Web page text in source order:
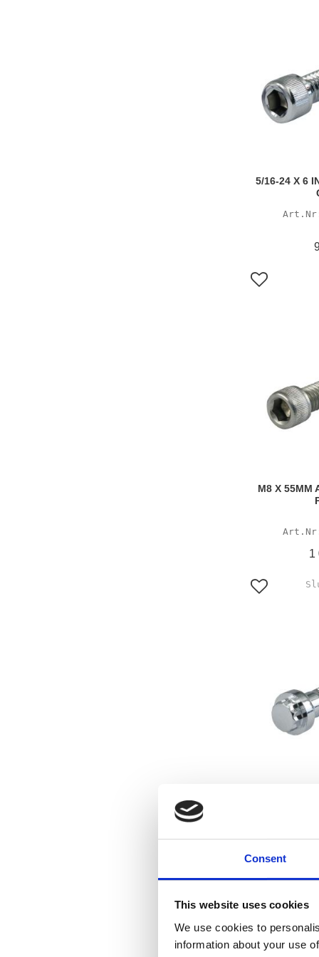
Consent
This website uses cookies
We use cookies to
information about your use
5/16-24 X 6
Lägg till i
M8 X 55MM
1
Lägg till i
Lägg till i